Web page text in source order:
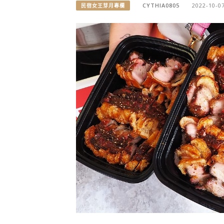
民宿女王芽月專欄 CYTHIA0805 2022-10-